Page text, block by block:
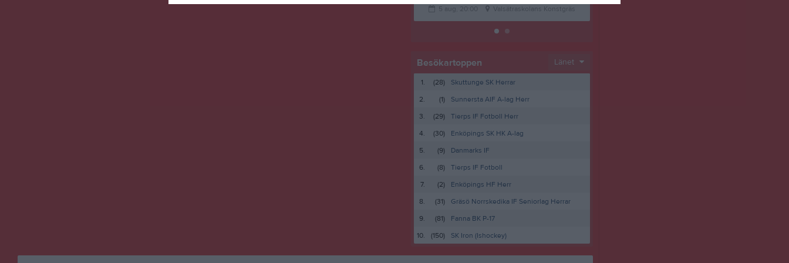
5 aug, 20:00 Valsätraskolans Konstgräs
Besökartoppen Länet
1. (28)
Skuttunge SK Herrar
2.
(1)
Sunnersta AIF A-lag Herr
3.
(29)
Tierps IF Fotboll Herr
4.
(30)
Enköpings SK HK A-lag
5.
(9)
Danmarks IF
6.
(8)
Tierps IF Fotboll
7.
(2)
Enköpings HF Herr
8.
(31)
Gräsö Norrskedika IF Seniorlag Herrar
9.
(81)
Fanna BK P-17
10.
(150) SK Iron (Ishockey)